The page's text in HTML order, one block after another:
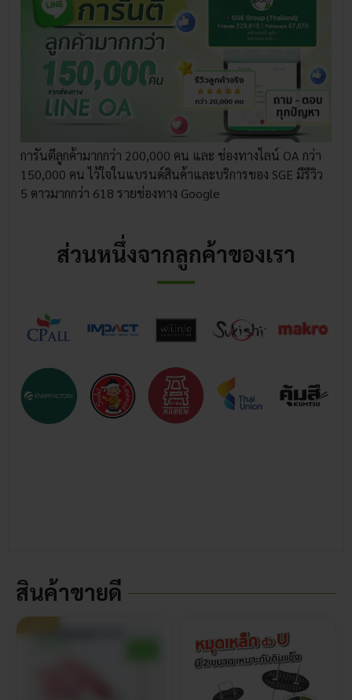
การันตีลูกค้ามากกว่า 200,000 คน และ ช่องทางไลน์ OA กว่า
150,000 คน ไว้ใจในแบรนด์สินค้าและบริการของ SGE มีรีวิว
5 ดาวมากกว่า 618 รายช่องทาง Google
ส่วนหนึ่งจากลูกค้าของเรา
สินค้าขายดี